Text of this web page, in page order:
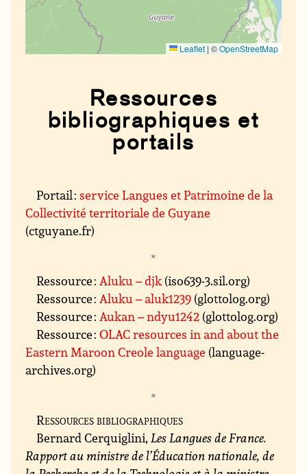
Leaflet | ©OpenStreetMap
Ressources
bibliographiques et
portails
Portail :service Langues et Patrimoine de la
Collectivité territoriale de Guyane
(ctguyane.fr)
Ressource :Aluku – djk(iso639-3.sil.org)
Ressource :Aluku – aluk1239 (glottolog.org)
Ressource :Aukan – ndyu1242 (glottolog.org)
Ressource :OLAC resources in and about the
Eastern Maroon Creole language (language-
archives.org)
Ressources bibliographiques
Bernard Cerquiglini, Les Langues de France.
Rapport au ministre de l’Éducation nationale, de